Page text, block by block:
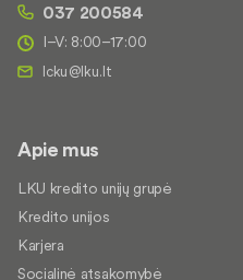
037 200584
I–V: 8:00–17:00
Apie mus
LKU kredito unijų grupė
Kredito unijos
Karjera
Socialinė atsakomybė